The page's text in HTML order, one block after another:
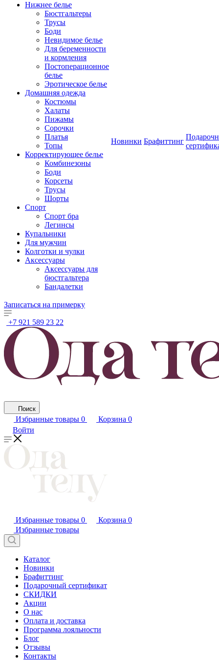
Нижнее белье
Бюстгальтеры
Трусы
Боди
Невидимое белье
Для беременности
и кормления
Постоперационное
белье
Эротическое белье
Домашняя одежда
Костюмы
Халаты
Пижамы
Сорочки
Платья
Топы
Корректирующее белье
Комбинезоны
Боди
Корсеты
Трусы
Шорты
Спорт
Спорт бра
Легинсы
Купальники
Для мужчин
Колготки и чулки
Аксессуары
Аксессуары для
бюстгальтера
Бандалетки
Новинки Брафиттинг
Записаться на примерку
+7 921 589 23 22
Поиск
Избранные товары 0 Корзина 0
Войти
Избранные товары 0 Корзина 0
Избранные товары
Каталог
Новинки
Брафиттинг
Подарочный сертификат
СКИДКИ
Акции
О нас
Оплата и доставка
Программа лояльности
Блог
Отзывы
Контакты